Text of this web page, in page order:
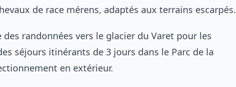
de race mérens, adaptés aux terrains escarpés.
des randonnées vers le glacier du Varet pour les
séjours itinérants de 3 jours dans le Parc de la
en extérieur.